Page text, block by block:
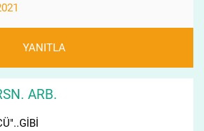
YANITLA
ARB.